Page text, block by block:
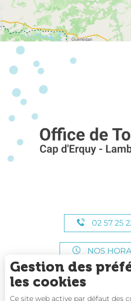
02 57 25
NOS
Gestion des
les cookies
Ce site web active par défaut des